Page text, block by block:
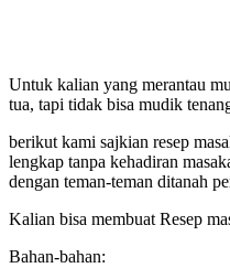
Untuk kalian yang merantau
tua, tapi tidak bisa mudik
berikut kami sajkian resep
lengkap tanpa kehadiran
dengan teman-teman ditanah
Kalian bisa membuat Resep
Bahan-bahan: